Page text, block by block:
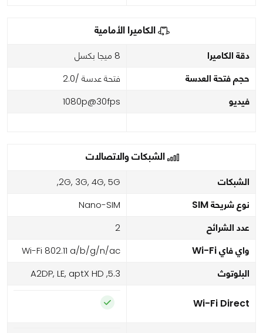
الكاميرا الأمامية
دقة الكاميرا 8 ميجا بكسل
حجم فتحة العدسة فتحة عدسة /2.0
فيديو 1080p@30fps
الشبكات والاتصالات
الشبكات 2G, 3G, 4G, 5G,
نوع شريحة SIM Nano-SIM
عدد الشرائح 2
واي فاي Wi-Fi Wi-Fi 802.11 a/b/g/n/ac
البلوتوث 5.3, A2DP, LE, aptX HD
Wi-Fi Direct